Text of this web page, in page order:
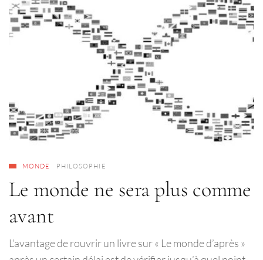
MONDE PHILOSOPHIE
Le monde ne sera plus comme
avant
L’avantage de rouvrir un livre sur « Le monde d’après »